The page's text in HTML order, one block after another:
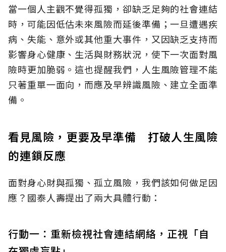
當一個人主觀不覺得孤獨，卻缺乏足夠的社會連結
時，可能因低估未來風險而延後準備；一旦遭遇疾
病、失能、意外或其他重大事件，又因缺乏支持而
影響身心健康、生活與財務狀況，使下一次面對風
險時更加脆弱。這也提醒我們，人生風險管理不能
只著重單一面向，而應及早辨識風險、建立全面準
備。
看見風險，更要及早準備 打破人生風險
的連鎖反應
面對身心財與孤獨、孤立風險，我們該如何做足因
應？國泰人壽提出了兩大具體行動：
行動一：重新檢視社會連結網絡，正視「自